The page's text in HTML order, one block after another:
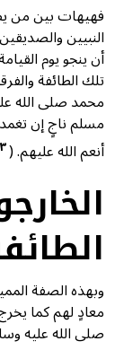
فهيهات بين من
النبيين
أن ينجو يوم
تلك الطائفة
محمد صلى الله
مسلم ناجٍ إن
أنعم الله عليهم.(
وبهذه الصفة
معادٍ لهم كما
صلى الله عليه